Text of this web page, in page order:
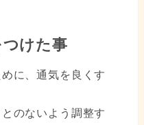
けた事
に、通気を良くす
のないよう調整す